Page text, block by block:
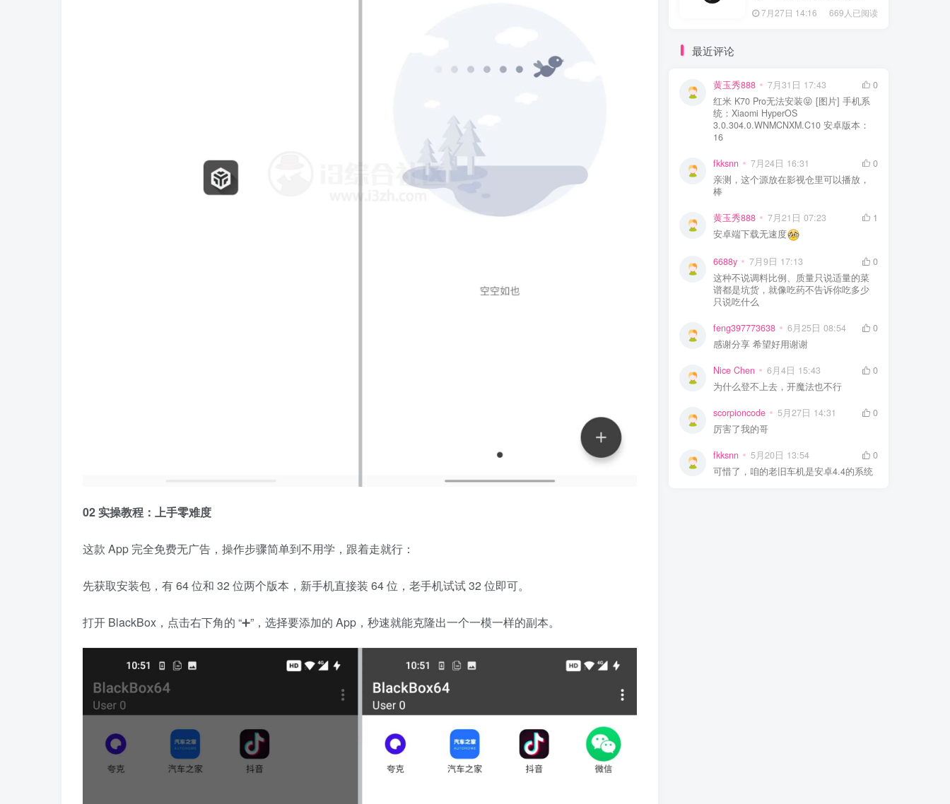
02 实操教程：上手零难度
这款 App 完全免费无广告，操作步骤简单到不用学，跟着走就行：
先获取安装包，有 64 位和 32 位两个版本，新手机直接装 64 位，老手机试试 32 位即可。
打开 BlackBox，点击右下角的 “➕”，选择要添加的 App，秒速就能克隆出一个一模一样的副本。
7月27日 14:16 669人已阅读
最近评论
黄玉秀888 7月31日 17:43
0
红米 K70 Pro无法安装😝 [图片] 手机系
统：Xiaomi HyperOS
3.0.304.0.WNMCNXM.C10 安卓版本：
16
fkksnn 7月24日 16:31
0
亲测，这个源放在影视仓里可以播放，
棒
黄玉秀888 7月21日 07:23
1
安卓端下载无速度
6688y 7月9日 17:13
0
这种不说调料比例、质量只说适量的菜
谱都是坑货，就像吃药不告诉你吃多少
只说吃什么
feng397773638 6月25日 08:54
0
感谢分享 希望好用谢谢
Nice Chen 6月4日 15:43
0
为什么登不上去，开魔法也不行
scorpioncode 5月27日 14:31
0
厉害了我的哥
fkksnn 5月20日 13:54
0
可惜了，咱的老旧车机是安卓4.4的系统